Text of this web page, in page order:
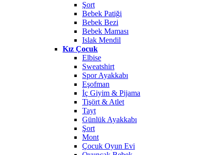
Şort
Bebek Patiği
Bebek Bezi
Bebek Maması
Islak Mendil
Kız Çocuk
Elbise
Sweatshirt
Spor Ayakkabı
Eşofman
İç Giyim & Pijama
Tişört & Atlet
Tayt
Günlük Ayakkabı
Şort
Mont
Çocuk Oyun Evi